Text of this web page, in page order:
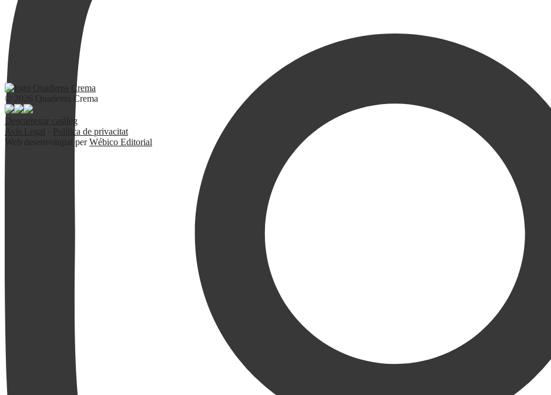
© 2026 Quaderns Crema
Descarregar catàleg
Avís Legal
Política de privacitat
Web desenvolupat perWébico Editorial